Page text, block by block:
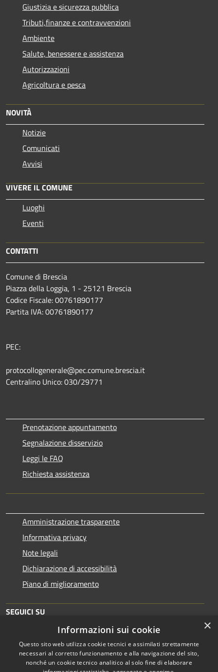
Giustizia e sicurezza pubblica
Tributi,finanze e contravvenzioni
Ambiente
Salute, benessere e assistenza
Autorizzazioni
Agricoltura e pesca
NOVITÀ
Notizie
Comunicati
Avvisi
VIVERE IL COMUNE
Luoghi
Eventi
CONTATTI
Comune di Brescia
Piazza della Loggia, 1 - 25121 Brescia
Codice Fiscale: 00761890177
Partita IVA: 00761890177
PEC:
protocollogenerale@pec.comune.brescia.it
Centralino Unico: 030/29771
Prenotazione appuntamento
Segnalazione disservizio
Leggi le FAQ
Richiesta assistenza
Amministrazione trasparente
Informativa privacy
Note legali
Dichiarazione di accessibilità
Piano di miglioramento
SEGUICI SU
×
Informazioni sui cookie
Questo sito web utilizza cookie tecnici e assimilati strettamente
necessari al corretto funzionamento e alla navigazione del sito,
nonché un cookie tecnico analitico al solo fine di elaborare